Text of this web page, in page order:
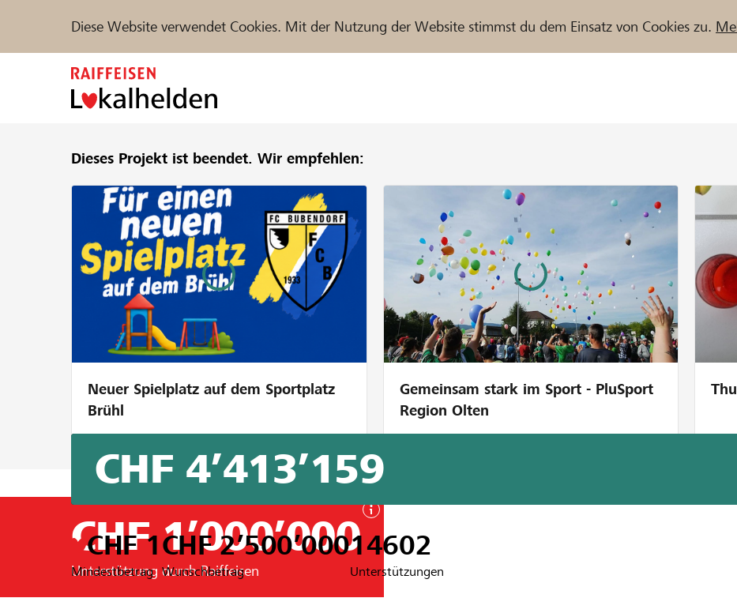
Diese Website verwendet Cookies. Mit der Nutzung der Website stimmst du dem Einsatz von Cookies zu.
Unterstützen Hilfe & Support Partner / Raiffeisenbank
Projekte und Organisationen finden
FR IT
Dieses Projekt ist beendet. Wir empfehlen:
Neuer Spielplatz auf dem Sportplatz
Brühl
Gemeinsam stark im Sport - PluSport
Region Olten
CHF 1’000’000
Unterstützung durch Raiffeisen
CHF 4’413’159
CHF 1
Mindestbetrag
CHF 2’500’000
Wunschbetrag
14602
Unterstützungen